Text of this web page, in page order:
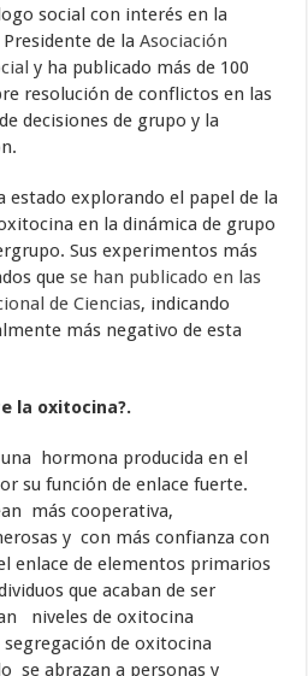
social con interés en la
Presidente de laAsociación
y ha publicado más de 100
resolución de conflictos en las
decisiones de grupo y la
estado explorando el papel de la
en la dinámica de grupo
Sus experimentos más
quese han publicado en las
de Ciencias, indicando
más negativo de esta
la oxitocina?.
hormona producida en el
su función de enlace fuerte.
más cooperativa,
y con más confianza con
enlace de elementos primarios
que acaban de ser
niveles de oxitocina
de oxitocina
se abrazan a personas y